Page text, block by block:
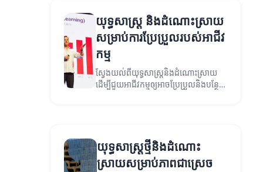
យុទ្ធសាស្ត្រ និងដំណោះស្រាយ
សម្រាប់ការប្រែប្រួលរបស់អាជីវ
កម្ម
ស្វែងយល់ពីយុទ្ធសាស្ត្រនិងដំណោះស្រាយ
ដើម្បីជួយអាជីវកម្មឲ្យអាចប្រែប្រួលនិងបន្ថែម
យុទ្ធសាស្ត្រថ្មីនិងដំណោះ
ស្រាយសម្រាប់ភាពជាស្រេច